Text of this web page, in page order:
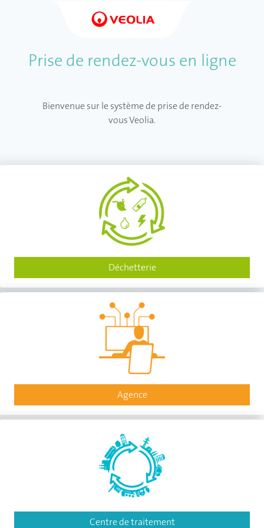
Prise de rendez-vous en ligne
Bienvenue sur le système de prise de rendez-
vous Veolia.
Déchetterie
Agence
Centre de traitement